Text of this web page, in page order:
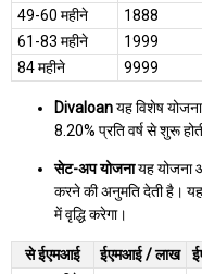
49-60 महीने
1888
61-83 महीने
1999
84 महीने
9999
Divaloanयह विशेष
8.20% प्रति वर्ष से शुरू
सेट-अप योजनायह योजना
करने की अनुमति देती है।
में वृद्धि करेगा।
से ईएमआई ईएमआई / लाख